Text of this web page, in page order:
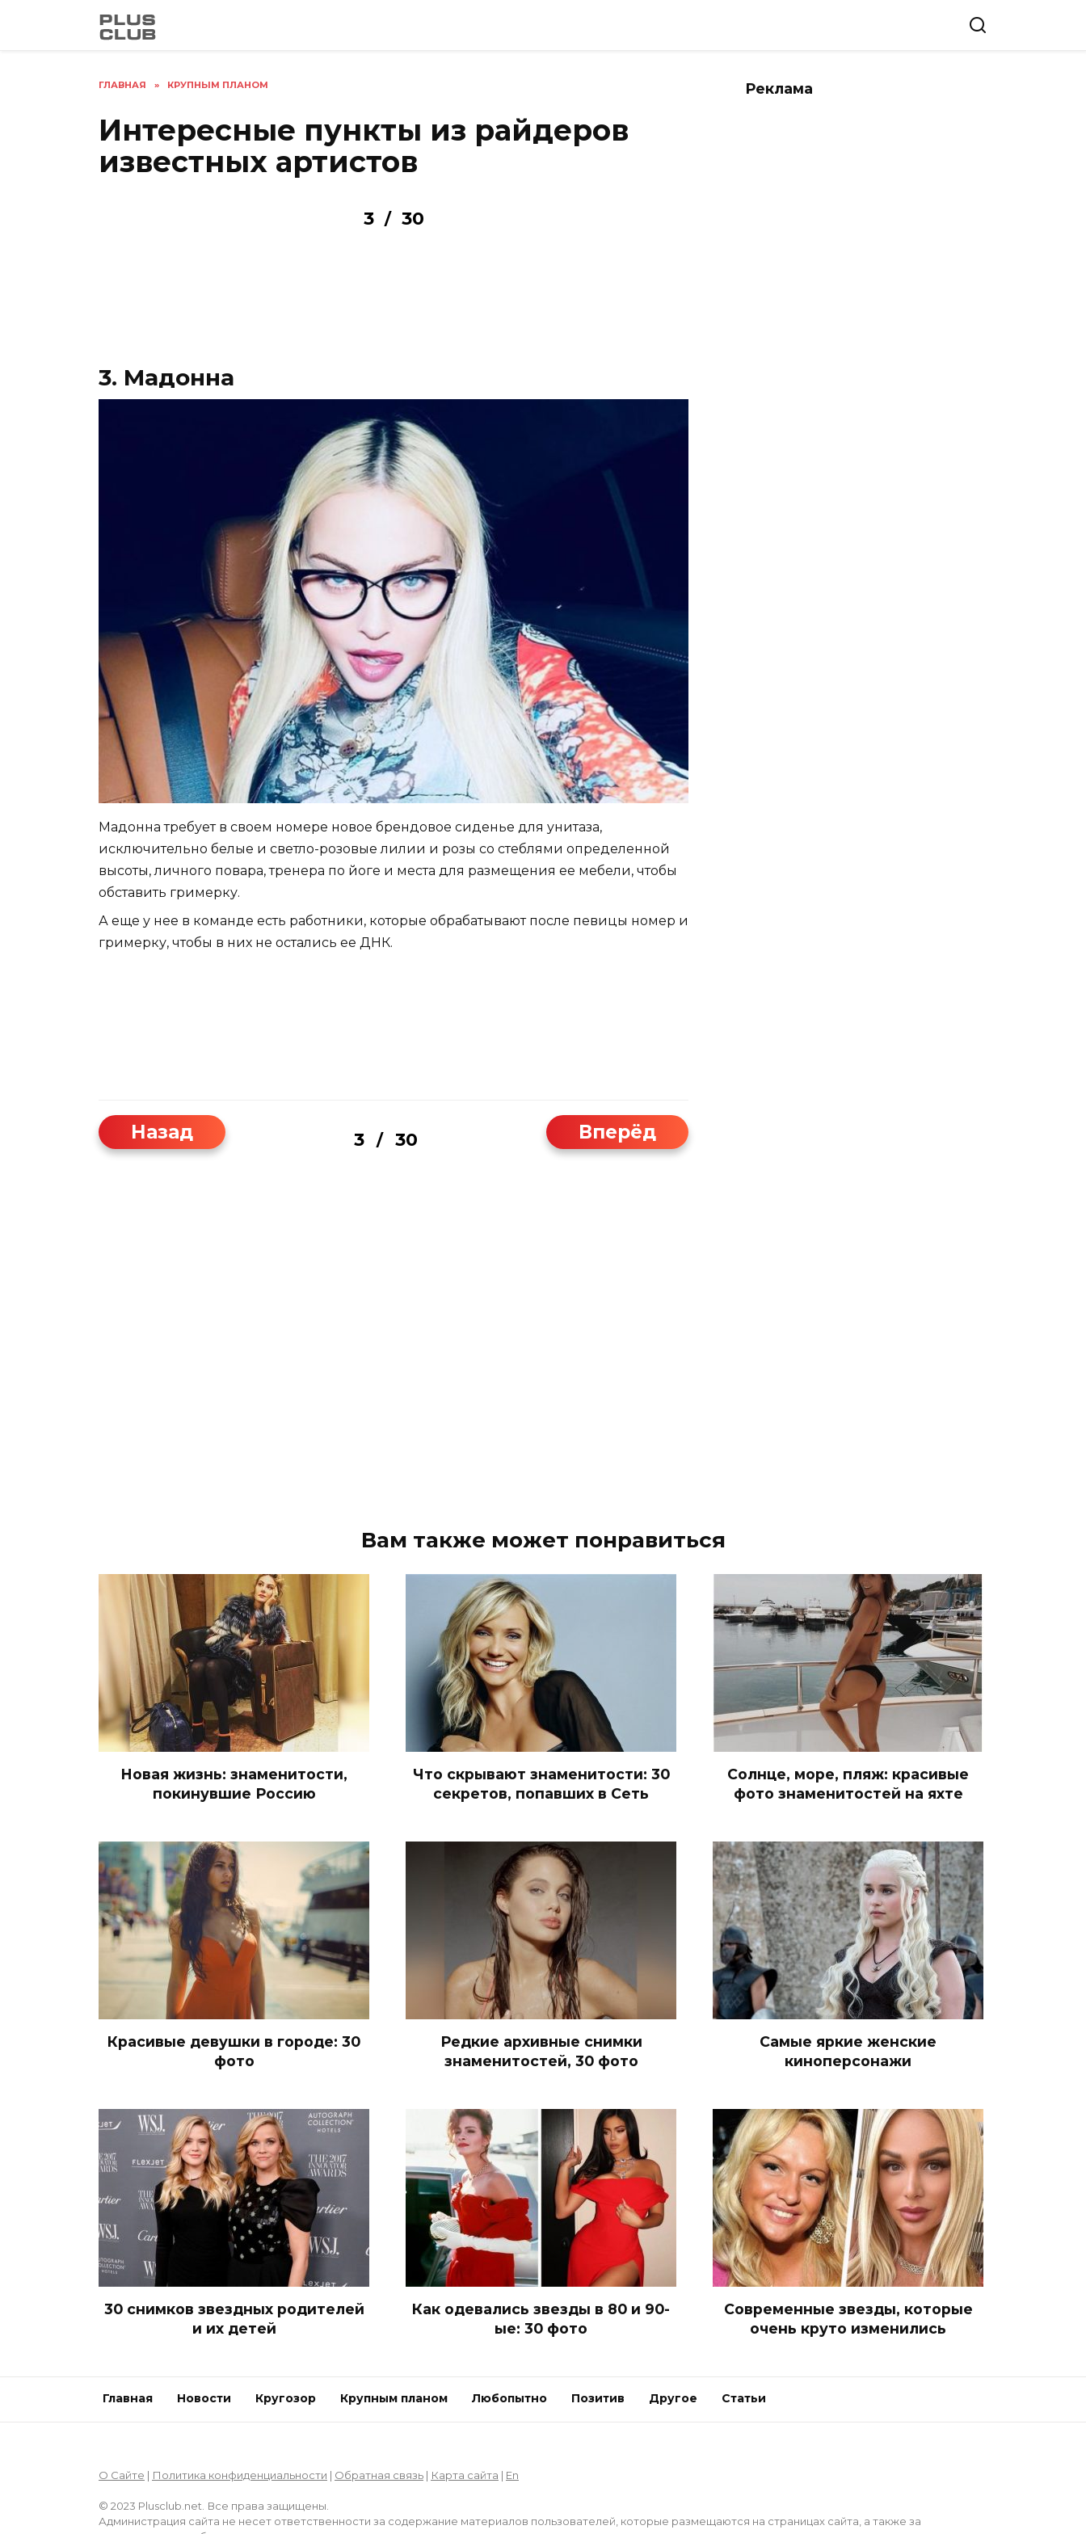
ГЛАВНАЯ » КРУПНЫМ ПЛАНОМ
Интересные пункты из райдеров
известных артистов
3 / 30
3. Мадонна
Мадонна требует в своем номере новое брендовое сиденье для унитаза,
исключительно белые и светло-розовые лилии и розы со стеблями определенной
высоты, личного повара, тренера по йоге и места для размещения ее мебели, чтобы
обставить гримерку.
А еще у нее в команде есть работники, которые обрабатывают после певицы номер и
гримерку, чтобы в них не остались ее ДНК.
Назад Вперёд
3 / 30
Реклама
Вам также может понравиться
Новая жизнь: знаменитости,
покинувшие Россию
Что скрывают знаменитости: 30
секретов, попавших в Сеть
Солнце, море, пляж: красивые
фото знаменитостей на яхте
Красивые девушки в городе: 30
фото
Редкие архивные снимки
знаменитостей, 30 фото
Самые яркие женские
киноперсонажи
30 снимков звездных родителей
и их детей
Как одевались звезды в 80 и 90-
ые: 30 фото
Современные звезды, которые
очень круто изменились
Главная Новости Кругозор Крупным планом Любопытно Позитив Другое Статьи
О Сайте | Политика конфиденциальности | Обратная связь | Карта сайта | En
© 2023 Plusclub.net. Все права защищены.
Администрация сайта не несет ответственности за содержание материалов пользователей, которые размещаются на страницах сайта, а также за